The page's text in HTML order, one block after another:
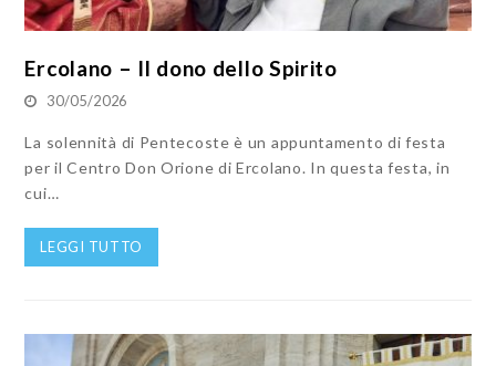
Ercolano – Il dono dello Spirito
30/05/2026
La solennità di Pentecoste è un appuntamento di festa
per il Centro Don Orione di Ercolano. In questa festa, in
cui…
LEGGI TUTTO